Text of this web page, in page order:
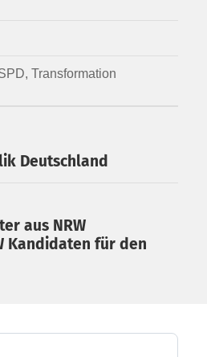
, Transformation
Deutschland
aus NRW
Kandidaten für den